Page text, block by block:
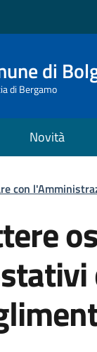
di
di Bergamo
Novità
pane
con